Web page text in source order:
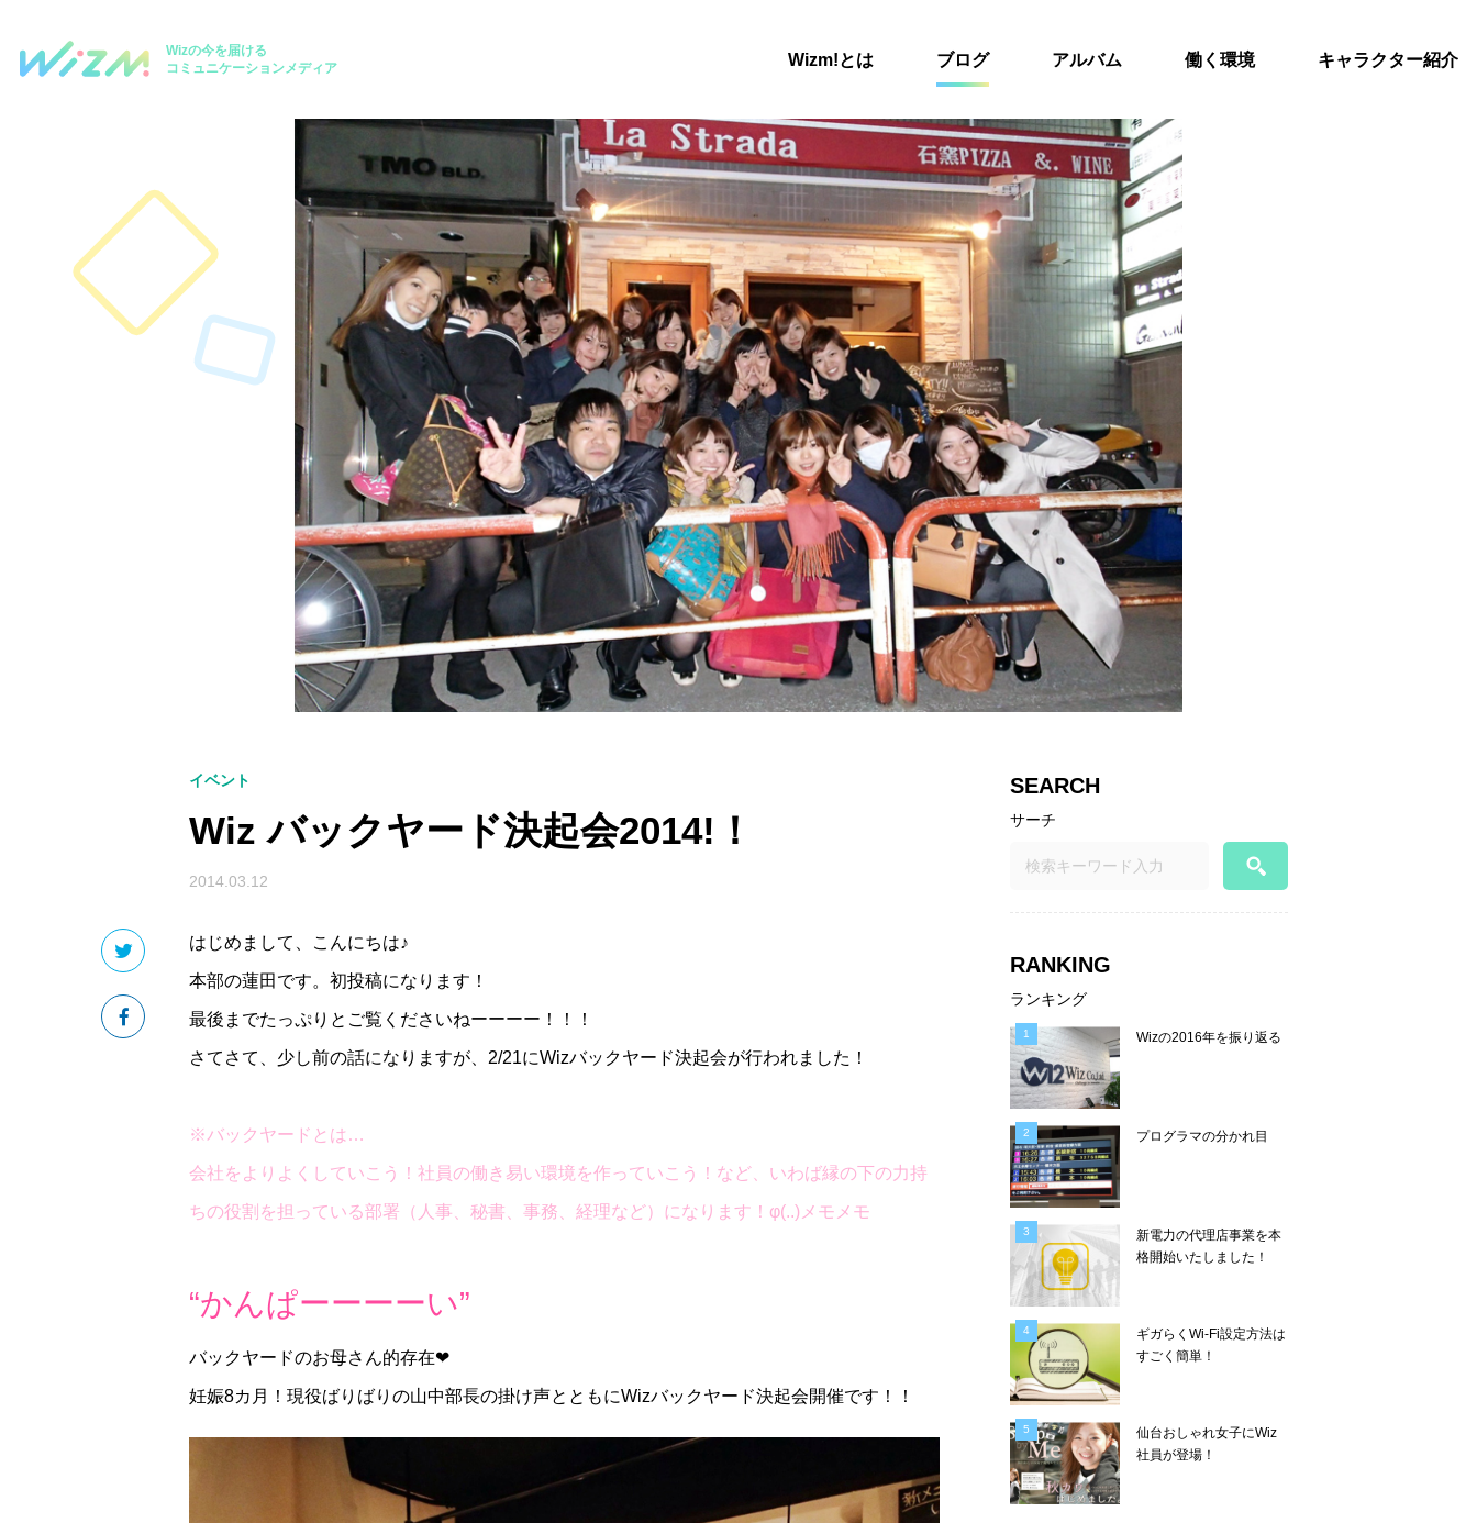
Wizの今を届ける
コミュニケーションメディア
Wizm!とは ブログ アルバム 働く環境 キャラクター紹介
イベント
Wiz バックヤード決起会2014!！
2014.03.12
はじめまして、こんにちは♪
本部の蓮田です。初投稿になります！
最後までたっぷりとご覧くださいねーーーー！！！
さてさて、少し前の話になりますが、2/21にWizバックヤード決起会が行われました！
※バックヤードとは…
会社をよりよくしていこう！社員の働き易い環境を作っていこう！など、いわば縁の下の力持
ちの役割を担っている部署（人事、秘書、事務、経理など）になります！φ(..)メモメモ
“かんぱーーーーい”
バックヤードのお母さん的存在❤
妊娠8カ月！現役ばりばりの山中部長の掛け声とともにWizバックヤード決起会開催です！！
SEARCH
サーチ
RANKING
ランキング
Wizの2016年を振り返る
プログラマの分かれ目
新電力の代理店事業を本
格開始いたしました！
ギガらくWi-Fi設定方法は
すごく簡単！
仙台おしゃれ女子にWiz
社員が登場！